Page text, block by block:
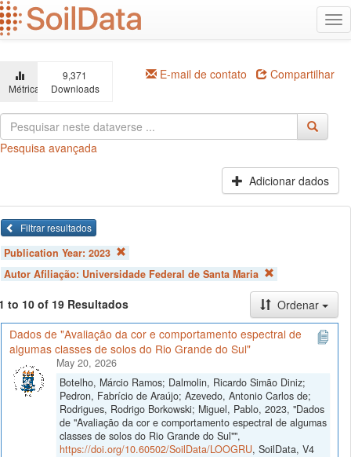
Ir
para
o
principal
Métricas
9,371
Downloads
E-mail de contato Compartilhar
Pesquisa avançada
Adicionar dados
Filtrar resultados
Publication Year: 2023
Autor Afiliação: Universidade Federal de Santa Maria
to 10 of 19 Resultados
Ordenar
Dados de "Avaliação da cor e comportamento espectral de
algumas classes de solos do Rio Grande do Sul"
May 20, 2026
Botelho, Márcio Ramos; Dalmolin, Ricardo Simão Diniz;
Pedron, Fabrício de Araújo; Azevedo, Antonio Carlos de;
Rodrigues, Rodrigo Borkowski; Miguel, Pablo, 2023, "Dados
de "Avaliação da cor e comportamento espectral de algumas
classes de solos do Rio Grande do Sul"",
https://doi.org/10.60502/SoilData/LOOGRU, SoilData, V4